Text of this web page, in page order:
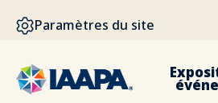
ALLER AU CONTENU
Paramètres du site